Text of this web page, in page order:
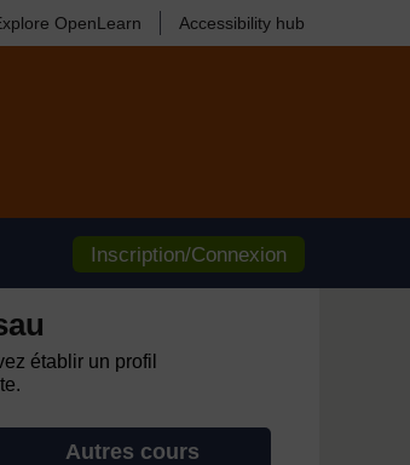
OpenLearn Accessibility hub
Inscription/Connexion
établir un profil
Autres cours